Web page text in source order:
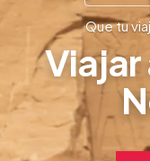
Que tu